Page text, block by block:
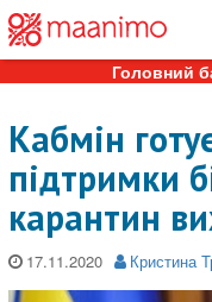
Головний
Кабмін
підтримки
карантин
17.11.2020 Кристина